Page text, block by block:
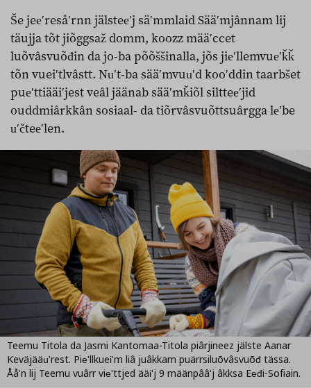
Še jeeʹresåʹrnn jälsteeʹj säʹmmlaid Sääʹmjânnam lij
täujja tõt jiõggsaž domm, koozz määʹccet
luõvâsvuõđin da jo-ba põõššinalla, jõs jieʹllemvueʹǩǩ
tõn vueiʹtlvâstt. Nuʹt-ba sääʹmvuuʹd kooʹddin taarbšet
pueʹttiääiʹjest veâl jäänab sääʹmǩiõl siltteeʹjid
ouddmiârkkân sosiaal- da tiõrvâsvuõttsuârgga leʹbe
uʹčteeʹlen.
Teemu Titola da Jasmi Kantomaa-Titola piârjineez jälste Aanar
Keväjääuʹrest. Pieʹllkueiʹm liâ juâkkam puärrsiluõvâsvuõđ tässa.
Ååʹn lij Teemu vuârr vieʹttjed ääiʹj 9 määnpââʹj âkksa Eeđi-Sofiain.